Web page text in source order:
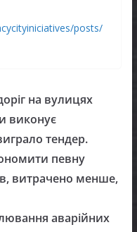
posts/
на вулицях
виконує
тендер.
певну
витрачено менше,
аварійних